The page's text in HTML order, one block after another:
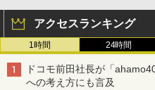
アクセスランキング
1時間 24時間
ドコモ前田社長が「
への考え方にも言及